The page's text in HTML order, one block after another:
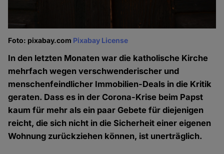
Foto: pixabay.com Pixabay License
In den letzten Monaten war die katholische Kirche
mehrfach wegen verschwenderischer und
menschenfeindlicher Immobilien-Deals in die Kritik
geraten. Dass es in der Corona-Krise beim Papst
kaum für mehr als ein paar Gebete für diejenigen
reicht, die sich nicht in die Sicherheit einer eigenen
Wohnung zurückziehen können, ist unerträglich.